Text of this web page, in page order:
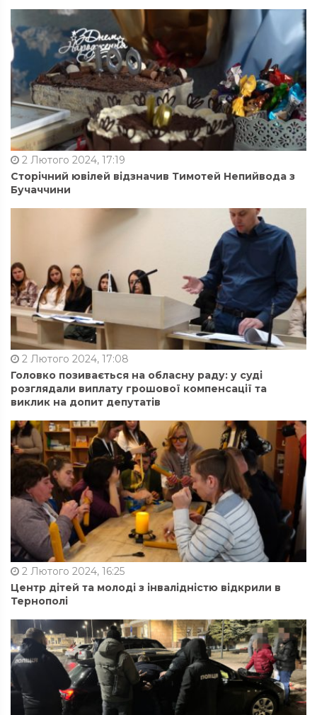
2 Лютого 2024, 17:19
Сторічний ювілей відзначив Тимотей Непийвода з
Бучаччини
2 Лютого 2024, 17:08
Головко позивається на обласну раду: у суді
розглядали виплату грошової компенсації та
виклик на допит депутатів
2 Лютого 2024, 16:25
Центр дітей та молоді з інвалідністю відкрили в
Тернополі